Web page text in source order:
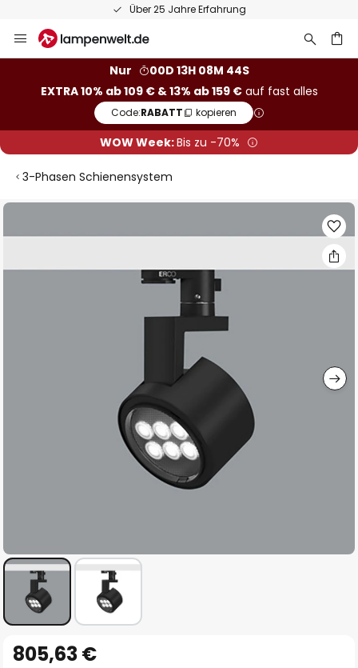
Über 25 Jahre Erfahrung
Inhalt
Nur
00D 13H 08M 44S
EXTRA 10% ab 109 € & 13% ab 159 €auf fast alles
Code:RABATT kopieren
WOW Week:Bis zu -70%
3-Phasen Schienensystem
Zum
Ende
Bildgalerie
Anfang
805,63 €